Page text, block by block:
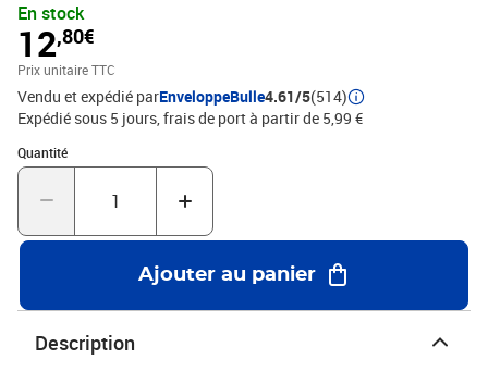
objets plats ou épais jusqu'à une hauteur de 70 à 90 mm selon les
formats.- Renforts latéraux garantissant la protection et la
sécurité du contenu.- 100% recyclable.- carton ondulé stabilisé.-
Protection maximale grâce aux doubles rabats = 2 épaisseurs de
carton.- Plus produit : livré à plat = gain de place pour le
stockage.Le meilleur rapport qualité / prix en terme de protection
et de résistance !
En stock
12,80€
Prix unitaire TTC
Vendu et expédié parEnveloppeBulle4.61/5(514)
Expédié sous 5 jours, frais de port à partir de 5,99 €
Quantité
Quantité : 1
Ajouter au panier
Description